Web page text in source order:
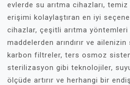
evlerde su arıtma cihazları,
erişimi kolaylaştıran en iyi
cihazlar, çeşitli arıtma yöntemleri
maddelerden arındırır ve ailenizin
karbon filtreler, ters osmoz
sterilizasyon gibi teknolojiler,
ölçüde artırır ve herhangi bir